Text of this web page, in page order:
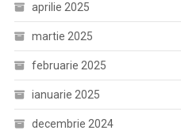
aprilie 2025
martie 2025
februarie 2025
ianuarie 2025
decembrie 2024